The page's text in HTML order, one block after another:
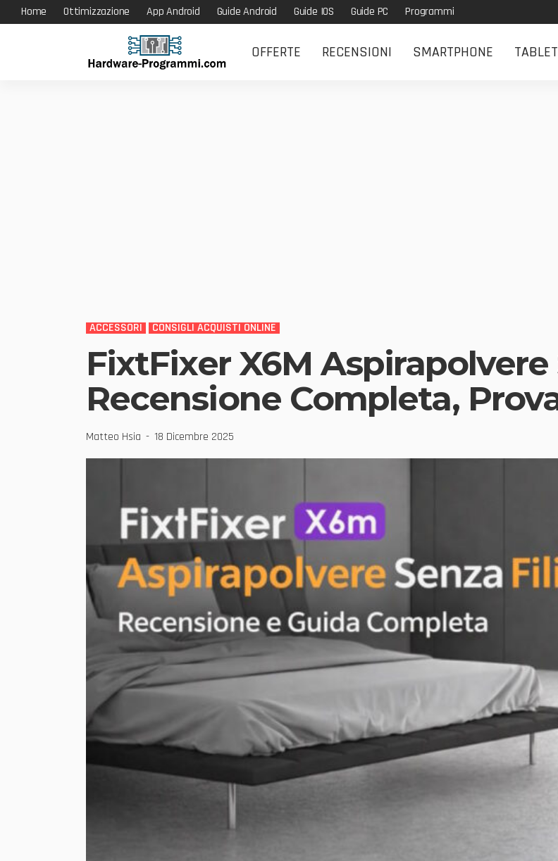
Home Ottimizzazione App Android Guide Android Guide IOS Guide PC Programmi
OFFERTE RECENSIONI SMARTPHONE TABLET
ACCESSORI CONSIGLI ACQUISTI ONLINE
FixtFixer X6M Aspirapolvere
Recensione Completa,
Matteo Hsia 18 Dicembre 2025